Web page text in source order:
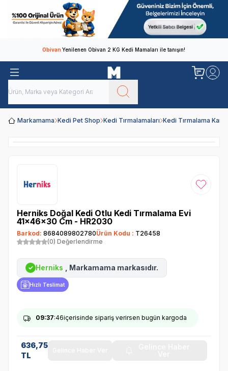
ObivanYenilenen Obivan 2 KG Kedi Mamaları ile tanışın!
Markamama Kedi Pet Shop Kedi Tırmalamaları Kedi Tırmalama
Favoriye
Herniks Doğal Kedi Otlu Kedi Tırmalama Evi
41x46x30 Cm - HR2030
Barkod: 8684089802780Ürün Kodu : T26458
(0) Değerlendirme
✓ Herniks , Markamama markasıdır.
Hızlı Teslimat
09:37:46içerisinde sipariş verirsen bugün kargoda
636,75
TL